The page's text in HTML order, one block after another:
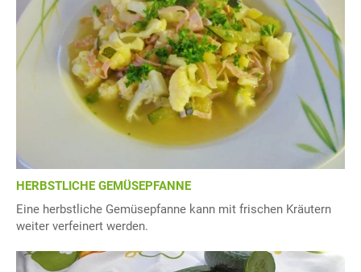
HERBSTLICHE GEMÜSEPFANNE
Eine herbstliche Gemüsepfanne kann mit frischen Kräutern
weiter verfeinert werden.